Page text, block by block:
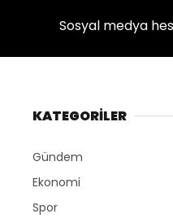
Sosyal medya
KATEGORİLER
Gündem
Ekonomi
Spor